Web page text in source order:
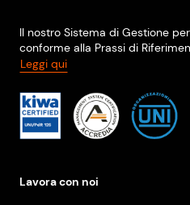
Il nostro Sistema di Gestione
conforme alla Prassi di
Leggi qui
Lavora con noi